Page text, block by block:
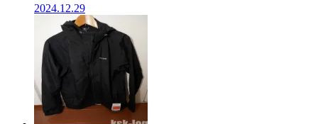
2024.12.29